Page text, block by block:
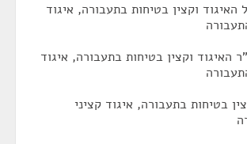
האיגוד וקצין בטיחות בתעבורה, איגוד
האיגוד וקצין בטיחות בתעבורה, איגוד
בטיחות בתעבורה, איגוד קציני